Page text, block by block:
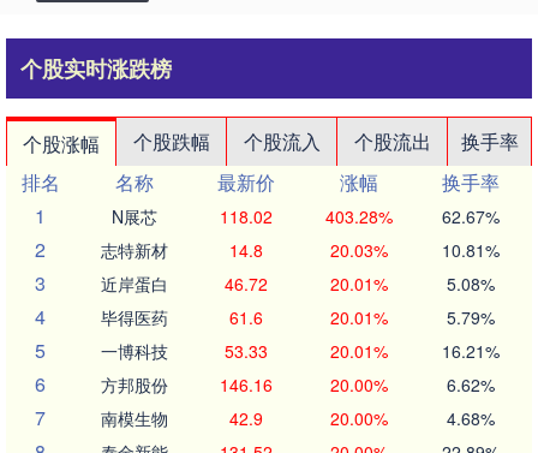
个股实时涨跌榜
个股涨幅 个股跌幅 个股流入 个股流出
换手率
排名
名称 最新价 涨幅
换手率
1
N展芯 118.02 403.28% 62.67%
2 志特新材 14.8 20.03% 10.81%
3 近岸蛋白 46.72 20.01% 5.08%
4 毕得医药 61.6 20.01% 5.79%
5 一博科技 53.33 20.01% 16.21%
6 方邦股份 146.16 20.00% 6.62%
7 南模生物 42.9 20.00% 4.68%